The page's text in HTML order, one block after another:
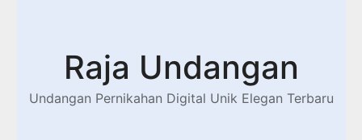
Raja Undangan
Undangan Pernikahan Digital Unik Elegan Terbaru